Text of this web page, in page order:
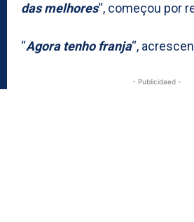
das melhores“, começou por
“Agora tenho franja“,
- Publicidaed -